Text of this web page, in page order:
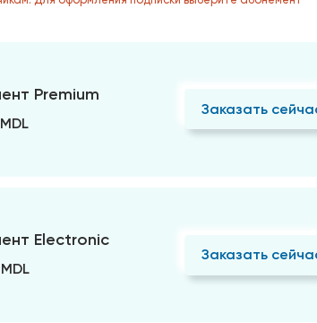
Premium
MDL
Заказать
Electronic
MDL
Заказать